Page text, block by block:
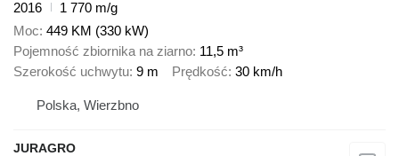
2016
1 770 m/g
Moc 449 KM (330 kW)
Pojemność zbiornika na ziarno 11,5 m³
Szerokość uchwytu 9 m Prędkość 30 km/h
Polska, Wierzbno
JURAGRO